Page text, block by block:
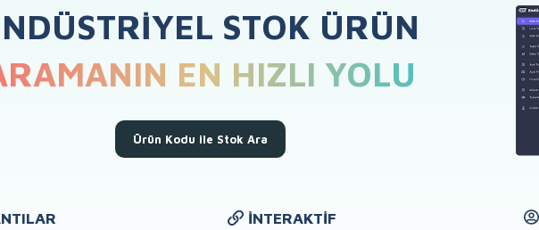
STOK ÜRÜN
EN HIZLI YOLU
Ürün Kodu ile Stok Ara
İNTERAKTIF